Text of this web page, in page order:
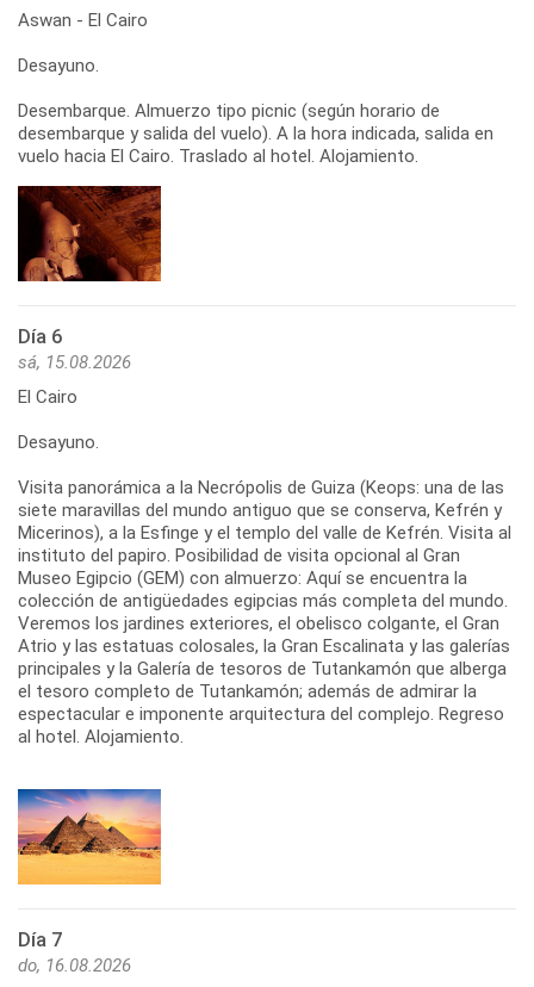
Aswan - El Cairo
Desayuno.
Desembarque. Almuerzo tipo picnic (según horario de
desembarque y salida del vuelo). A la hora indicada, salida en
vuelo hacia El Cairo. Traslado al hotel. Alojamiento.
Día 6
sá, 15.08.2026
El Cairo
Desayuno.
Visita panorámica a la Necrópolis de Guiza (Keops: una de las
siete maravillas del mundo antiguo que se conserva, Kefrén y
Micerinos), a la Esfinge y el templo del valle de Kefrén. Visita al
instituto del papiro. Posibilidad de visita opcional al Gran
Museo Egipcio (GEM) con almuerzo: Aquí se encuentra la
colección de antigüedades egipcias más completa del mundo.
Veremos los jardines exteriores, el obelisco colgante, el Gran
Atrio y las estatuas colosales, la Gran Escalinata y las galerías
principales y la Galería de tesoros de Tutankamón que alberga
el tesoro completo de Tutankamón; además de admirar la
espectacular e imponente arquitectura del complejo. Regreso
al hotel. Alojamiento.
Día 7
do, 16.08.2026